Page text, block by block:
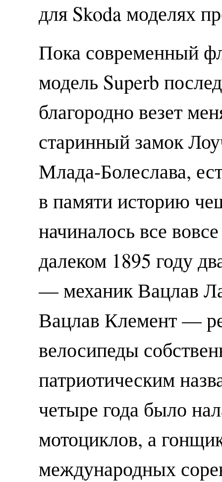
для Skoda моделях
Пока современный
модель Superb
благородно везет
старинный замок
Млада-Болеслава,
в памяти историю
начиналось все
далеком 1895 году
— механик Вацлав
Вацлав Клемент —
велосипеды
патриотическим
четыре года было
мотоциклов, а
международных